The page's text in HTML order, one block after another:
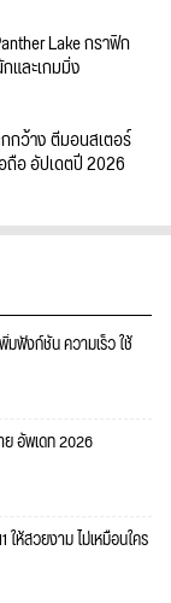
Lake กราฟิก
และเกมมิ่ง
กกว้าง ตีมอนสเตอร์
อ อัปเดตปี 2026
มฟังก์ชั่น ความเร็ว ใช้
อัพเดท 2026
ห้สวยงาม ไม่เหมือนใคร